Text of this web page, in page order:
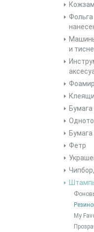
Фольга
и
Бумага
Фетр
My